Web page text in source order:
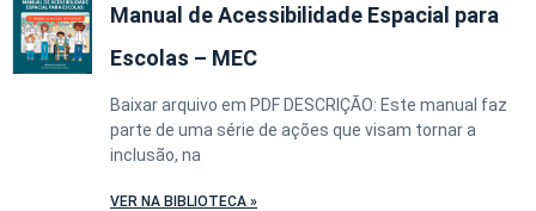
Manual de Acessibilidade Espacial para
Escolas – MEC
Baixar arquivo em PDF DESCRIÇÃO: Este manual faz
parte de uma série de ações que visam tornar a
inclusão, na
VER NA BIBLIOTECA »